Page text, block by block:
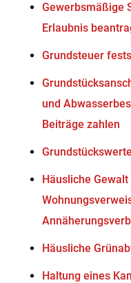
Gewerbsmäßige
Erlaubnis
Grundsteuer
und
Beiträge zahlen
Häusliche
Häusliche
Haltung eines